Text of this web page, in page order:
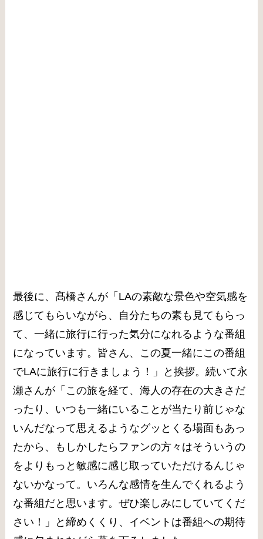
最後に、髙橋さんが「LAの素敵な景色や空気感を
感じてもらいながら、自分たちの素も見てもらっ
て、一緒に旅行に行った気分になれるような番組
になっています。皆さん、この夏一緒にこの番組
でLAに旅行に行きましょう！」と挨拶。続いて永
瀬さんが「この旅を経て、海人の存在の大きさだ
ったり、いつも一緒にいることが当たり前じゃな
いんだなって思えるようなグッとくる場面もあっ
たから、もしかしたらファンの方々はそういうの
をよりもっと敏感に感じ取っていただけるんじゃ
ないかなって。いろんな感情を生んでくれるよう
な番組だと思います。ぜひ楽しみにしていてくだ
さい！」と締めくくり、イベントは番組への期待